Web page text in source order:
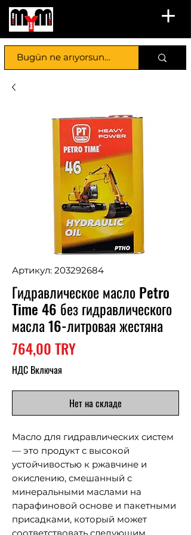
Артикул: 203292684
Гидравлическое масло Petro
Time 46 без гидравлического
масла 16-литровая жестяна
764,00 TRYЦена
НДС Включая
Нет на складе
Масло для гидравлических систем
— это продукт с высокой
устойчивостью к ржавчине и
окислению, смешанный с
минеральными маслами на
парафиновой основе и пакетными
присадками, который может